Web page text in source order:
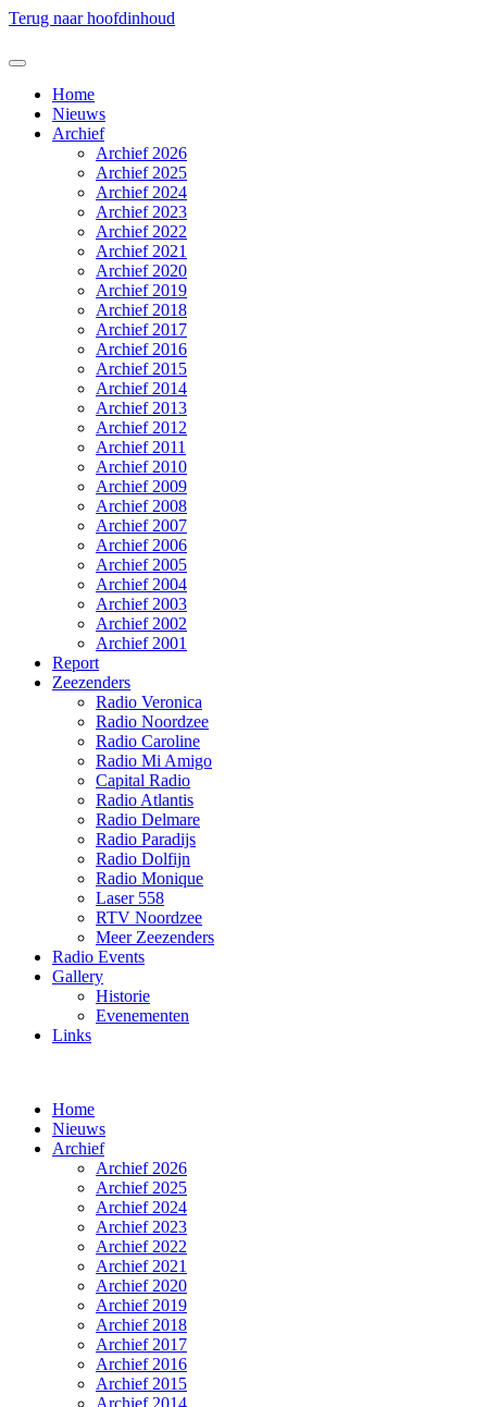
Terug naar hoofdinhoud
Home
Nieuws
Archief
Archief 2026
Archief 2025
Archief 2024
Archief 2023
Archief 2022
Archief 2021
Archief 2020
Archief 2019
Archief 2018
Archief 2017
Archief 2016
Archief 2015
Archief 2014
Archief 2013
Archief 2012
Archief 2011
Archief 2010
Archief 2009
Archief 2008
Archief 2007
Archief 2006
Archief 2005
Archief 2004
Archief 2003
Archief 2002
Archief 2001
Report
Zeezenders
Radio Veronica
Radio Noordzee
Radio Caroline
Radio Mi Amigo
Capital Radio
Radio Atlantis
Radio Delmare
Radio Paradijs
Radio Dolfijn
Radio Monique
Laser 558
RTV Noordzee
Meer Zeezenders
Radio Events
Gallery
Historie
Evenementen
Links
Home
Nieuws
Archief
Archief 2026
Archief 2025
Archief 2024
Archief 2023
Archief 2022
Archief 2021
Archief 2020
Archief 2019
Archief 2018
Archief 2017
Archief 2016
Archief 2015
Archief 2014